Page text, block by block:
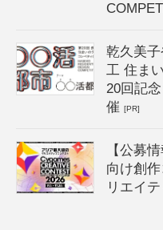
乾久美
工 住ま
20回記
催[PR]
【公募
向け創
リエイ